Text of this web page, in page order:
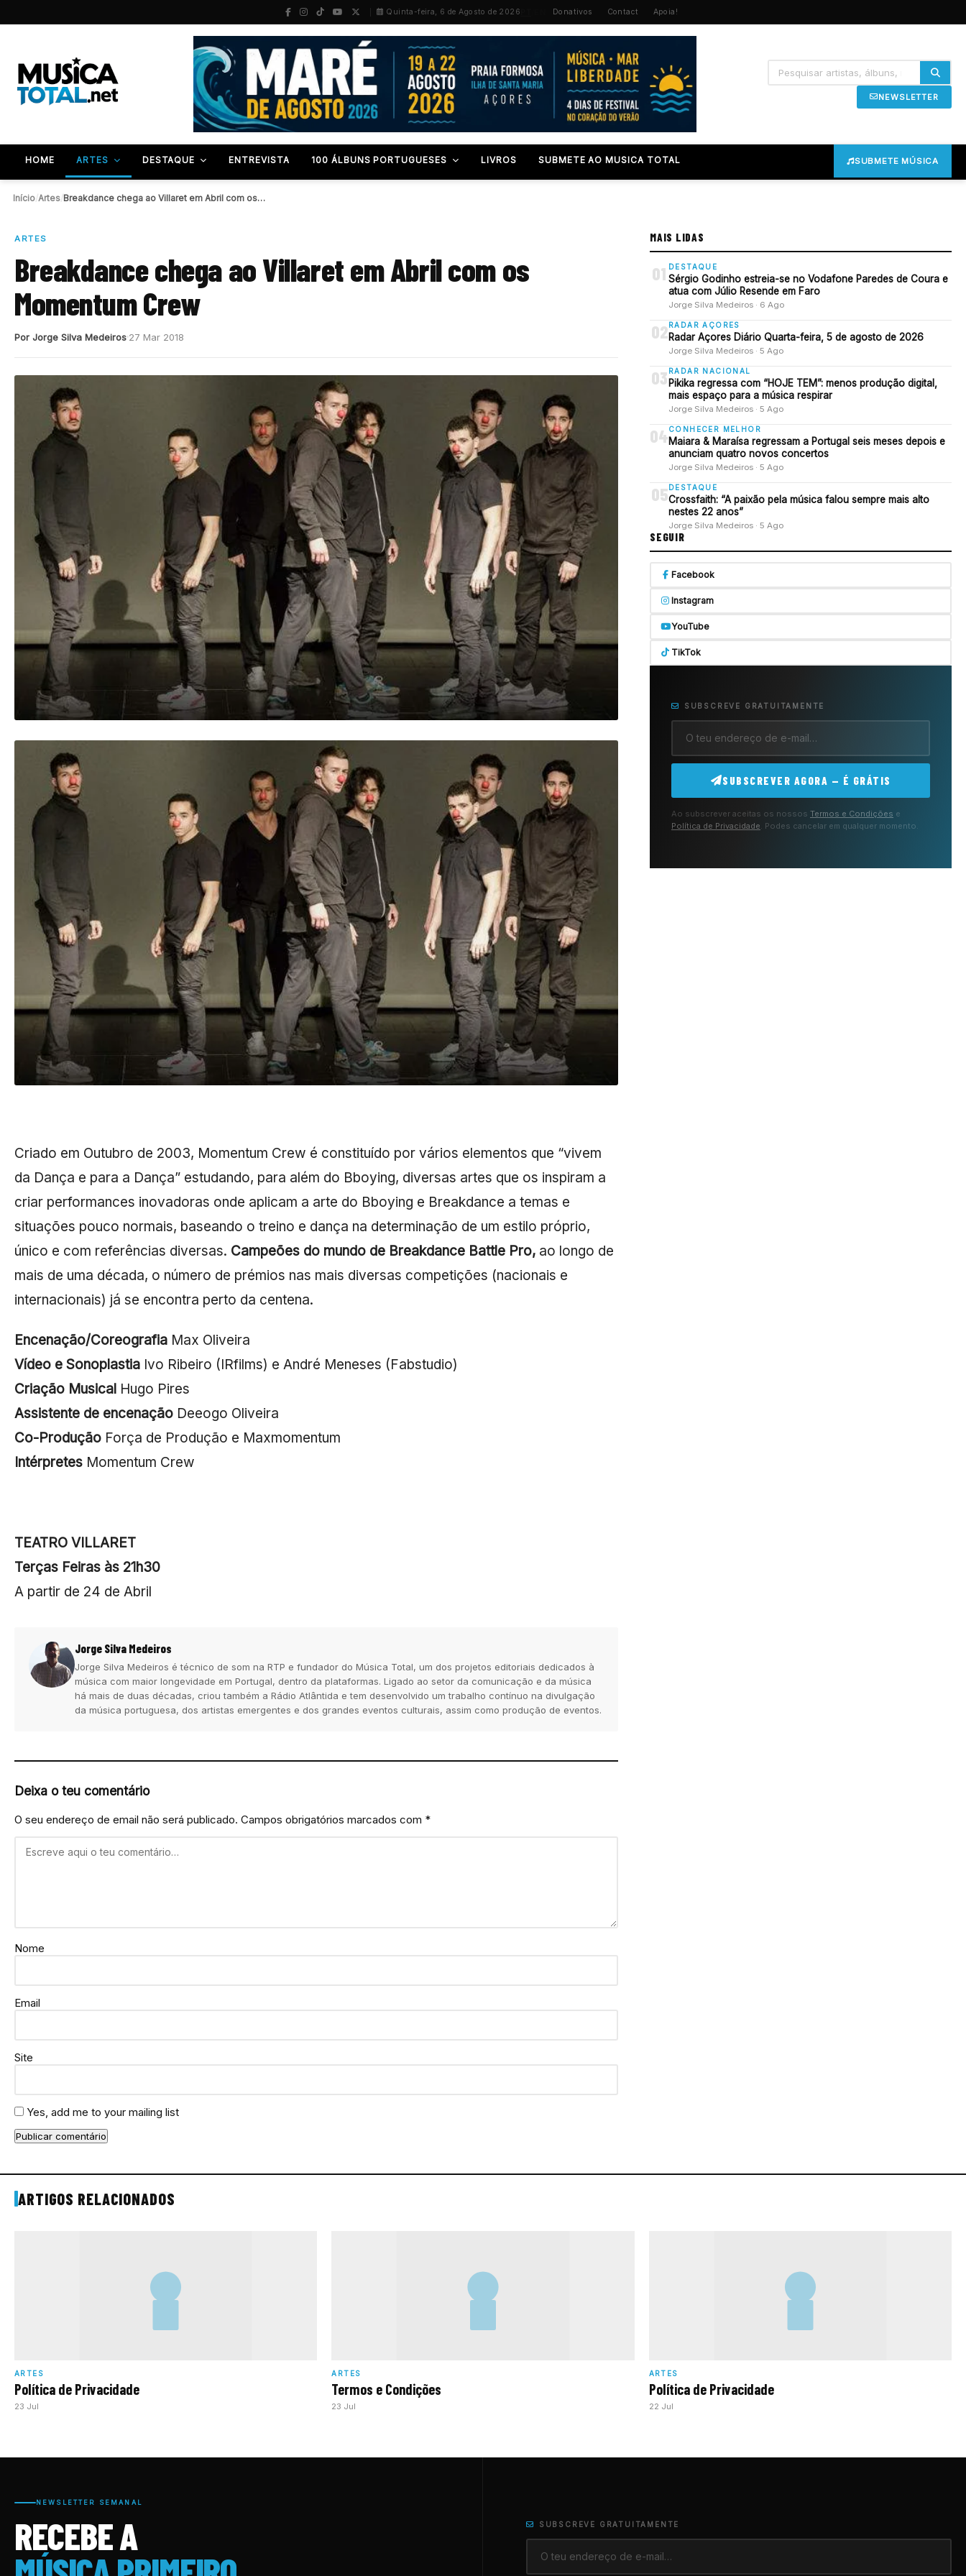
Quinta-feira, 6 de Agosto de 2026 Donativos Contact Apoia!
NEWSLETTER
HOME ARTES DESTAQUE ENTREVISTA 100 ÁLBUNS PORTUGUESES LIVROS SUBMETE AO MUSICA TOTAL SUBMETE MÚSICA
Início Artes Breakdance chega ao Villaret em Abril com os…
ARTES
Breakdance chega ao Villaret em Abril com os
Momentum Crew
Por Jorge Silva Medeiros 27 Mar 2018
Criado em Outubro de 2003, Momentum Crew é constituído por vários elementos que “vivem
da Dança e para a Dança” estudando, para além do Bboying, diversas artes que os inspiram a
criar performances inovadoras onde aplicam a arte do Bboying e Breakdance a temas e
situações pouco normais, baseando o treino e dança na determinação de um estilo próprio,
único e com referências diversas. Campeões do mundo de Breakdance Battle Pro, ao longo de
mais de uma década, o número de prémios nas mais diversas competições (nacionais e
internacionais) já se encontra perto da centena.
Encenação/Coreografia Max Oliveira
Vídeo e Sonoplastia Ivo Ribeiro (IRfilms) e André Meneses (Fabstudio)
Criação Musical Hugo Pires
Assistente de encenação Deeogo Oliveira
Co-Produção Força de Produção e Maxmomentum
Intérpretes Momentum Crew
TEATRO VILLARET
Terças Feiras às 21h30
A partir de 24 de Abril
Jorge Silva Medeiros
Jorge Silva Medeiros é técnico de som na RTP e fundador do Música Total, um dos projetos editoriais dedicados à
música com maior longevidade em Portugal, dentro da plataformas. Ligado ao setor da comunicação e da música
há mais de duas décadas, criou também a Rádio Atlântida e tem desenvolvido um trabalho contínuo na divulgação
da música portuguesa, dos artistas emergentes e dos grandes eventos culturais, assim como produção de eventos.
Deixa o teu comentário
O seu endereço de email não será publicado. Campos obrigatórios marcados com *
Nome
Email
Site
Yes, add me to your mailing list
MAIS LIDAS
01 DESTAQUE
Sérgio Godinho estreia-se no Vodafone Paredes de Coura e
atua com Júlio Resende em Faro
Jorge Silva Medeiros · 6 Ago
02 RADAR AÇORES
Radar Açores Diário Quarta-feira, 5 de agosto de 2026
Jorge Silva Medeiros · 5 Ago
03 RADAR NACIONAL
Pikika regressa com “HOJE TEM”: menos produção digital,
mais espaço para a música respirar
Jorge Silva Medeiros · 5 Ago
04CONHECER MELHOR
Maiara & Maraísa regressam a Portugal seis meses depois e
anunciam quatro novos concertos
Jorge Silva Medeiros · 5 Ago
05 DESTAQUE
Crossfaith: “A paixão pela música falou sempre mais alto
nestes 22 anos”
Jorge Silva Medeiros · 5 Ago
SEGUIR
Facebook
Instagram
YouTube
TikTok
SUBSCREVE GRATUITAMENTE
SUBSCREVER AGORA — É GRÁTIS
Ao subscrever aceitas os nossos Termos e Condições e
Política de Privacidade . Podes cancelar em qualquer momento.
ARTIGOS RELACIONADOS
ARTES
Política de Privacidade
23 Jul
ARTES
Termos e Condições
23 Jul
ARTES
Política de Privacidade
22 Jul
NEWSLETTER SEMANAL
RECEBE A SUBSCREVE GRATUITAMENTE